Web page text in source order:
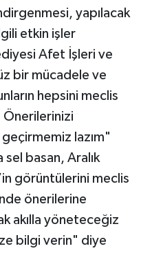
yapılacak
etkin işler
Afet İşleri ve
bir mücadele ve
hepsini meclis
lazım"
basan, Aralık
görüntülerini meclis
önerilerine
akılla yöneteceğiz
bilgi verin" diye